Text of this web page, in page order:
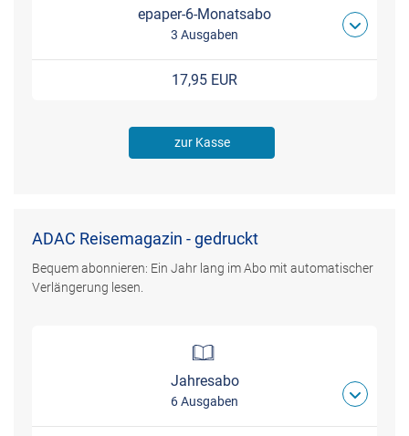
epaper-6-Monatsabo
3 Ausgaben
17,95 EUR
zur Kasse
ADAC Reisemagazin - gedruckt
Bequem abonnieren: Ein Jahr lang im Abo mit automatischer
Verlängerung lesen.
Jahresabo
6 Ausgaben